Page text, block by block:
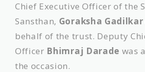
Chief Executive Officer of the
Sansthan, Goraksha Gadilkar
behalf of the trust. Deputy
Officer Bhimraj Darade was
the occasion.